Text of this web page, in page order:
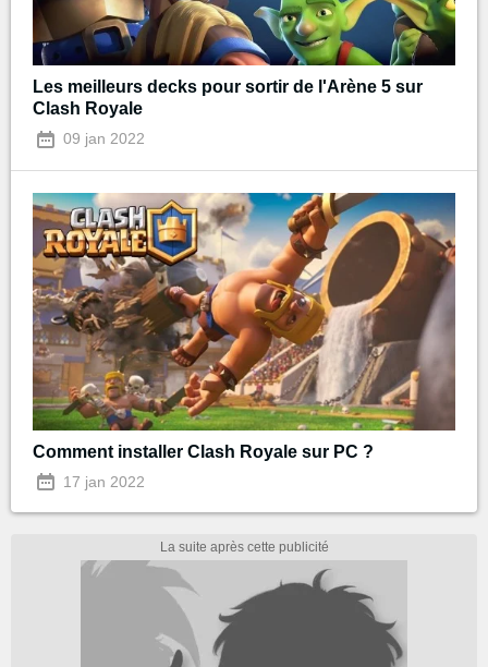
Les meilleurs decks pour sortir de l'Arène 5 sur
Clash Royale
09 jan 2022
Comment installer Clash Royale sur PC ?
17 jan 2022